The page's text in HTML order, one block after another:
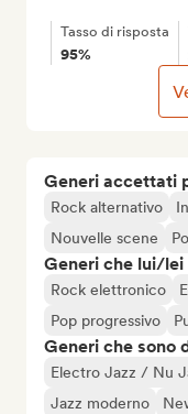
Generi accettati
Rock alternativo
Nouvelle scene
Generi che lui/lei
Rock elettronico
Pop progressivo
Generi che sono
Electro Jazz / Nu
Jazz moderno
Tasso di risposta
95%